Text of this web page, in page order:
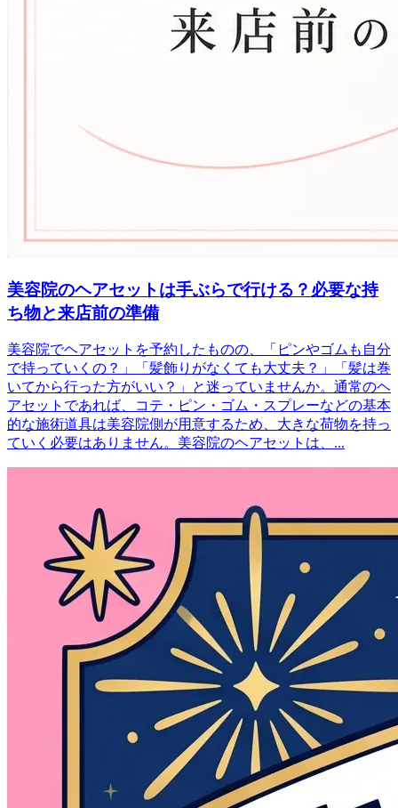
美容院のヘアセットは手ぶらで行ける？必要な持
ち物と来店前の準備
美容院でヘアセットを予約したものの、「ピンやゴムも自分
で持っていくの？」「髪飾りがなくても大丈夫？」「髪は巻
いてから行った方がいい？」と迷っていませんか。通常のヘ
アセットであれば、コテ・ピン・ゴム・スプレーなどの基本
的な施術道具は美容院側が用意するため、大きな荷物を持っ
ていく必要はありません。美容院のヘアセットは、...